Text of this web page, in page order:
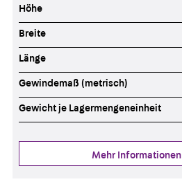
Höhe
Breite
Länge
Gewindemaß (metrisch)
Gewicht je Lagermengeneinheit
Mehr Informationen